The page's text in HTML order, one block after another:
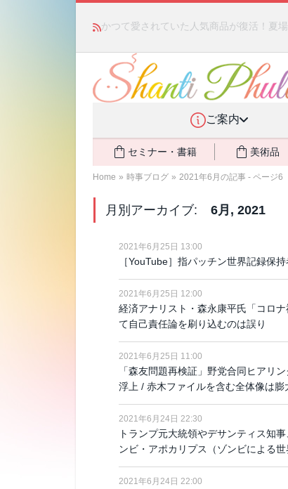
かつて愛されていた人気商品が復活！夏
ご案内
セミナー・書籍 美術品
Home » 時事ブログ » 2021年6月の記事 - ページ6
月別アーカイブ: 6月, 2021
2021年6月25日 13:00
［YouTube］指パッチン世界記録保
2021年6月25日 12:00
経済アナリスト・森永康平氏「コロ
て自己責任論を刷り込むのは誤り
2021年6月25日 11:00
「森友問題再検証」野党合同ヒアリ
浮上 / 赤木ファイルを含む全体像は膨
2021年6月24日 22:30
トランプ元大統領やデサンティス知
ンビ・アポカリプス（ゾンビによる
2021年6月24日 22:00